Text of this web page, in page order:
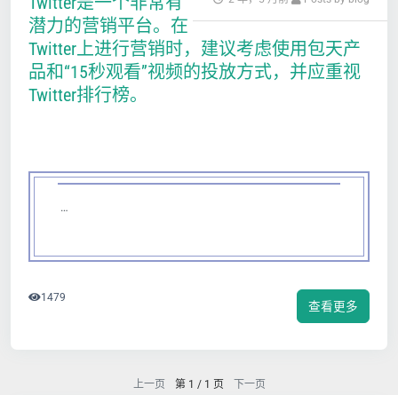
潜力的营销平台。在
Twitter上进行营销时，建议考虑使用包天产
品和“15秒观看”视频的投放方式，并应重视
Twitter排行榜。
…
查看更多
1479
上一页 第 1 / 1 页 下一页